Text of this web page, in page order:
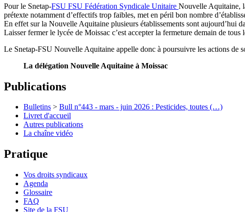
Pour le Snetap-FSU FSU Fédération Syndicale Unitaire Nouvelle Aquitaine,
prétexte notamment d’effectifs trop faibles, met en péril bon nombre
En effet sur la Nouvelle Aquitaine plusieurs établissements sont aujourd’hui
Laisser fermer le lycée de Moissac c’est accepter la fermeture demain de
Le Snetap-FSU Nouvelle Aquitaine appelle donc à poursuivre les actions de
La délégation Nouvelle Aquitaine à Moissac
Publications
Bulletins > Bull n°443 - mars - juin 2026 : Pesticides, toutes (…)
Livret d'accueil
Autres publications
La chaîne vidéo
Pratique
Vos droits syndicaux
Agenda
Glossaire
FAQ
Site de la FSU